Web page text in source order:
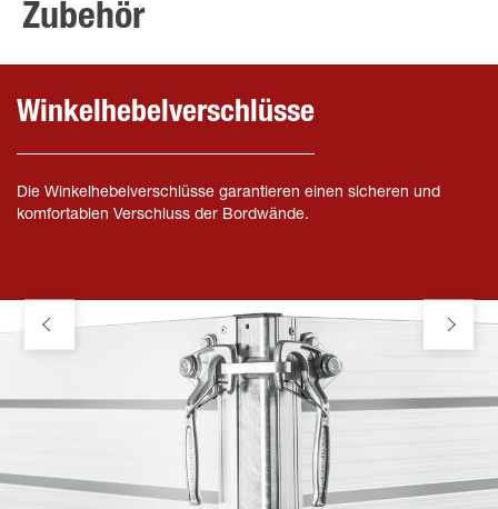
Zubehör
Winkelhebelverschlüsse
Die Winkelhebelverschlüsse garantieren einen sicheren und
komfortablen Verschluss der Bordwände.